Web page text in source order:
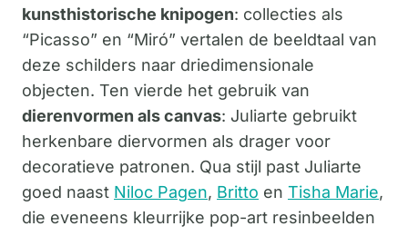
kunsthistorische knipogen: collecties als
“Picasso” en “Miró” vertalen de beeldtaal van
deze schilders naar driedimensionale
objecten. Ten vierde het gebruik van
dierenvormen als canvas: Juliarte gebruikt
herkenbare diervormen als drager voor
decoratieve patronen. Qua stijl past Juliarte
goed naast Niloc Pagen, Britto en Tisha Marie,
die eveneens kleurrijke pop-art resinbeelden